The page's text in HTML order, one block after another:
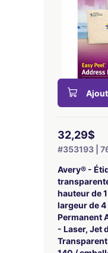
32,29$
#353193 |
Avery® -
hauteur de
largeur de
Permanent
- Laser, Jet